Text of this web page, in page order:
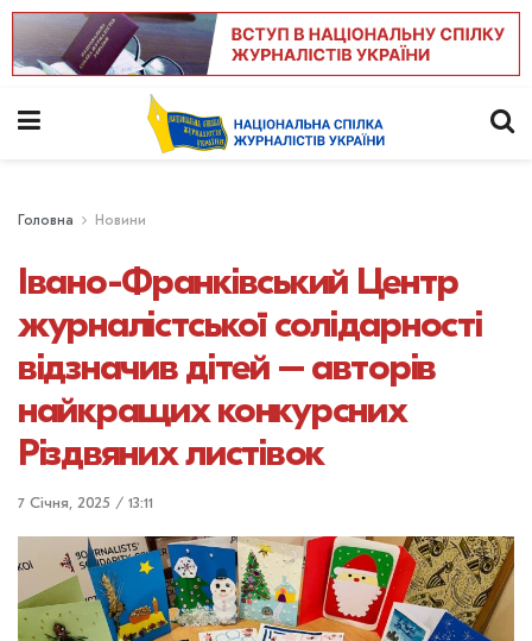
Головна Новини
Івано-Франківський Центр
журналістської солідарності
відзначив дітей – авторів
найкращих конкурсних
Різдвяних листівок
7 Січня, 2025 / 13:11